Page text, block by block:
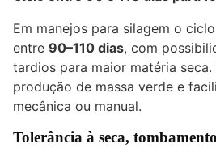
Em manejos para silagem o
entre 90–110 dias, com
tardios para maior matéria
produção de massa verde e
mecânica ou manual.
Tolerância à seca,